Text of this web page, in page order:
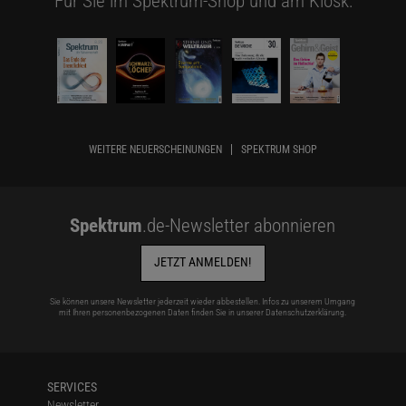
WEITERE NEUERSCHEINUNGEN SPEKTRUM SHOP
Spektrum.de-Newsletter abonnieren
JETZT ANMELDEN!
Sie können unsere Newsletter jederzeit wieder abbestellen. Infos zu unserem Umgang
mit Ihren personenbezogenen Daten finden Sie in unserer Datenschutzerklärung
SERVICES